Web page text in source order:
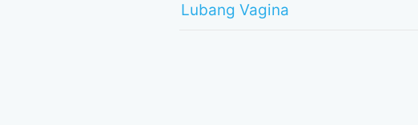
Lubang Vagina